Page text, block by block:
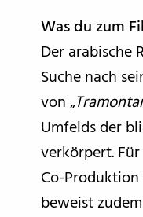
Was du zum
Der arabische
Suche nach
von „
Umfelds der
verkörpert.
Co-Produktion
beweist